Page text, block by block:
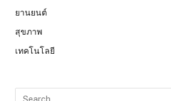
ยานยนต์
สุขภาพ
เทคโนโลยี